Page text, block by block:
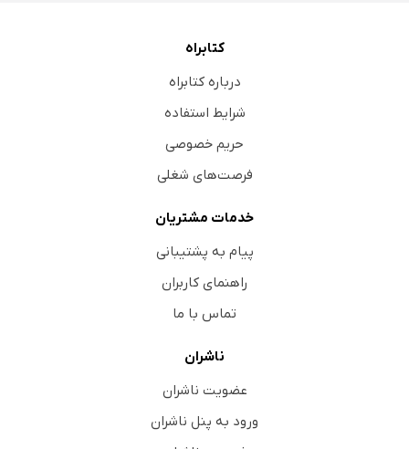
کتابراه
درباره کتابراه
شرایط استفاده
حریم خصوصی
فرصت‌های شغلی
خدمات مشتریان
پیام به پشتیبانی
راهنمای کاربران
تماس با ما
ناشران
عضویت ناشران
ورود به پنل ناشران